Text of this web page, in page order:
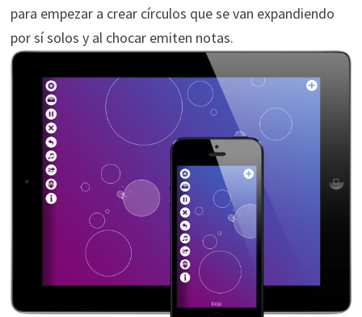
para empezar a crear círculos que se van expandiendo
por sí solos y al chocar emiten notas.